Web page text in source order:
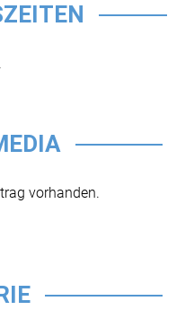
vorhanden.